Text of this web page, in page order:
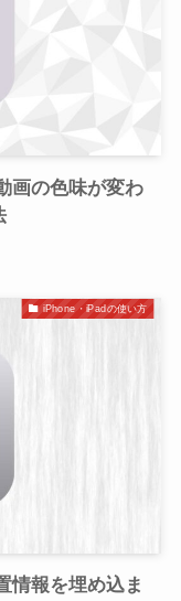
画の色味が変わ
iPhone・iPadの使い方
情報を埋め込ま